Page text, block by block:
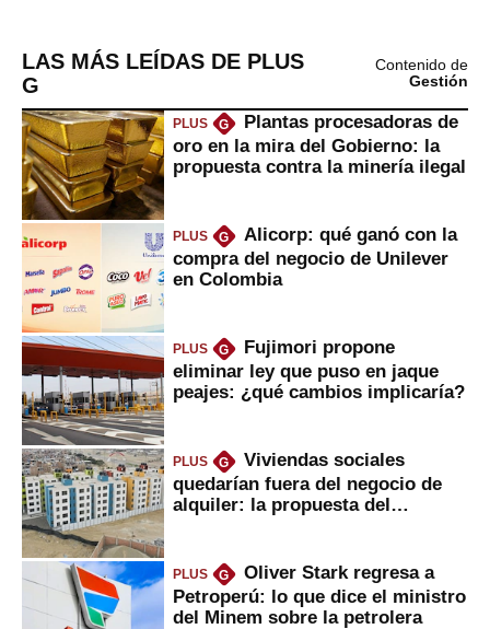
LAS MÁS LEÍDAS DE PLUS
G
Contenido de
Gestión
PLUS G
Plantas procesadoras de
oro en la mira del Gobierno: la
propuesta contra la minería ilegal
PLUS G
Alicorp: qué ganó con la
compra del negocio de Unilever
en Colombia
PLUS G
Fujimori propone
eliminar ley que puso en jaque
peajes: ¿qué cambios implicaría?
PLUS G
Viviendas sociales
quedarían fuera del negocio de
alquiler: la propuesta del
PLUS G
Oliver Stark regresa a
Petroperú: lo que dice el ministro
del Minem sobre la petrolera